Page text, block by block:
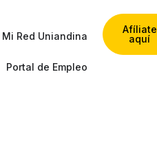
Mi Red Uniandina
Portal de Empleo
Afíliate
aquí